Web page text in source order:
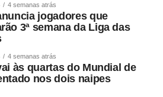
4 semanas atrás
jogadores que
3ª semana da Liga das
4 semanas atrás
às quartas do Mundial de
nos dois naipes